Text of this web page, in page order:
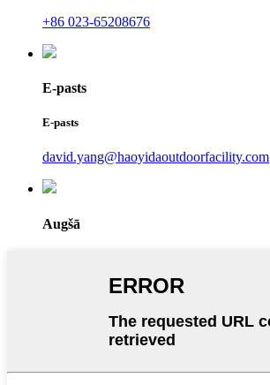
+86 023-65208676
E-pasts
E-pasts
david.yang@haoyidaoutdoorfacility.com
Augšā